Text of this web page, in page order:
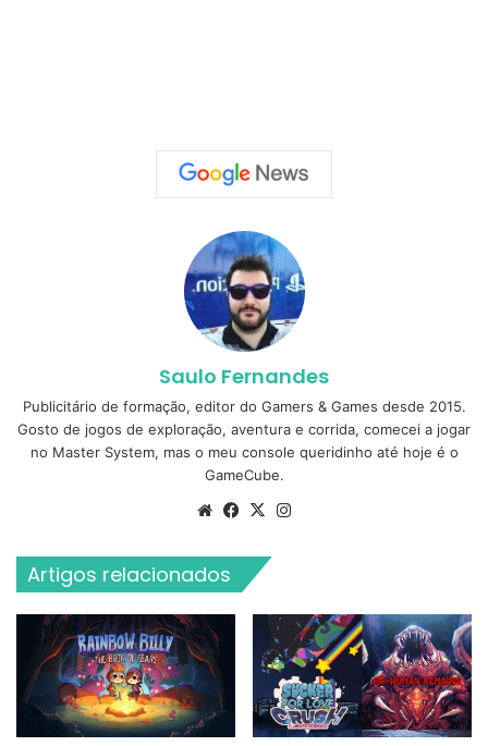
Saulo Fernandes
Publicitário de formação, editor do Gamers & Games desde 2015.
Gosto de jogos de exploração, aventura e corrida, comecei a jogar
no Master System, mas o meu console queridinho até hoje é o
GameCube.
WebsiteFacebook
X
Artigos relacionados